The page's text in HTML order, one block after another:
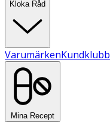
Kloka Råd
VarumärkenKundklubb
Mina Recept